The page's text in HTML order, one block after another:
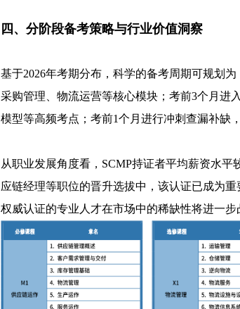
四、分阶段备考策略与行业价值洞察
基于2026年考期分布，科学的备考周期可规划
采购管理、物流运营等核心模块；考前3个月进
模型等高频考点；考前1个月进行冲刺查漏补缺
从职业发展角度看，SCMP持证者平均薪资水
应链经理等职位的晋升选拔中，该认证已成为
权威认证的专业人才在市场中的稀缺性将进一步